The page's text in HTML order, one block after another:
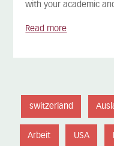
with your academic
Read more
switzerland
Arbeit USA